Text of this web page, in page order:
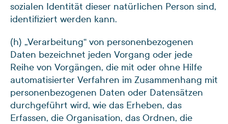
sozialen Identität dieser natürlichen Person sind,
identifiziert werden kann.
(h) „Verarbeitung“ von personenbezogenen
Daten bezeichnet jeden Vorgang oder jede
Reihe von Vorgängen, die mit oder ohne Hilfe
automatisierter Verfahren im Zusammenhang mit
personenbezogenen Daten oder Datensätzen
durchgeführt wird, wie das Erheben, das
Erfassen, die Organisation, das Ordnen, die